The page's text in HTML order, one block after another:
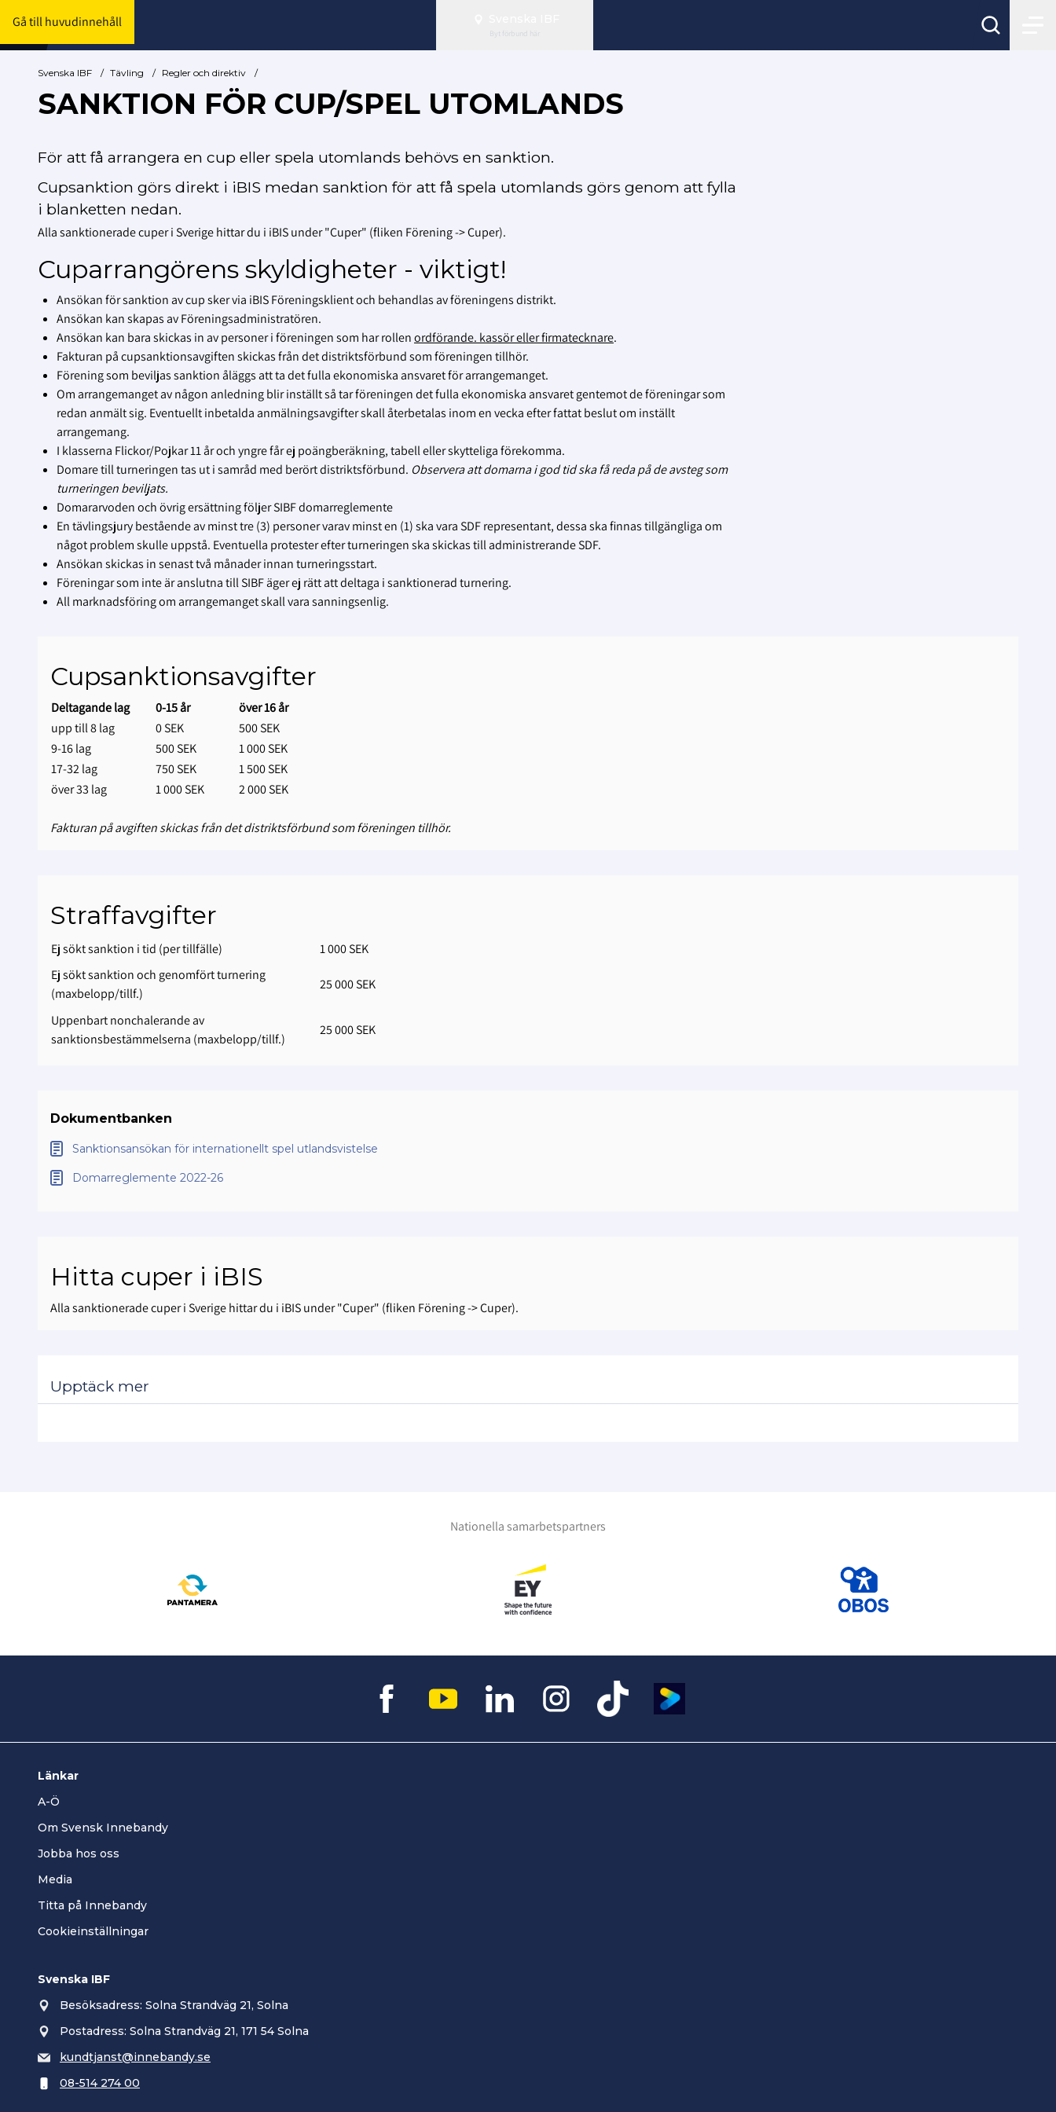
Gå till huvudinnehåll
Byt förbund här
Svenska IBF / Tävling / Regler och direktiv /
SANKTION FÖR CUP/SPEL UTOMLANDS
För att få arrangera en cup eller spela utomlands behövs en sanktion.
Cupsanktion görs direkt i iBIS medan sanktion för att få spela utomlands görs genom att fylla
i blanketten nedan.
Alla sanktionerade cuper i Sverige hittar du i iBIS under "Cuper" (fliken Förening -> Cuper).
Cuparrangörens skyldigheter - viktigt!
Ansökan för sanktion av cup sker via iBIS Föreningsklient och behandlas av föreningens distrikt.
Ansökan kan skapas av Föreningsadministratören.
Ansökan kan bara skickas in av personer i föreningen som har rollenordförande. kassör eller firmatecknare.
Fakturan på cupsanktionsavgiften skickas från det distriktsförbund som föreningen tillhör.
Förening som beviljas sanktion åläggs att ta det fulla ekonomiska ansvaret för arrangemanget.
Om arrangemanget av någon anledning blir inställt så tar föreningen det fulla ekonomiska ansvaret gentemot de föreningar som
redan anmält sig. Eventuellt inbetalda anmälningsavgifter skall återbetalas inom en vecka efter fattat beslut om inställt
arrangemang.
I klasserna Flickor/Pojkar 11 år och yngre får ej poängberäkning, tabell eller skytteliga förekomma.
Domare till turneringen tas ut i samråd med berört distriktsförbund. Observera att domarna i god tid ska få reda på de avsteg som
turneringen beviljats.
Domararvoden och övrig ersättning följer SIBF domarreglemente
En tävlingsjury bestående av minst tre (3) personer varav minst en (1) ska vara SDF representant, dessa ska finnas tillgängliga om
något problem skulle uppstå. Eventuella protester efter turneringen ska skickas till administrerande SDF.
Ansökan skickas in senast två månader innan turneringsstart.
Föreningar som inte är anslutna till SIBF äger ej rätt att deltaga i sanktionerad turnering.
All marknadsföring om arrangemanget skall vara sanningsenlig.
Cupsanktionsavgifter
Deltagande lag 0-15 år
över 16 år
upp till 8 lag
0 SEK
500 SEK
9-16 lag
500 SEK
1 000 SEK
17-32 lag
750 SEK
1 500 SEK
över 33 lag
1 000 SEK 2 000 SEK
Fakturan på avgiften skickas från det distriktsförbund som föreningen tillhör.
Straffavgifter
Ej sökt sanktion i tid (per tillfälle)
1 000 SEK
Ej sökt sanktion och genomfört turnering
(maxbelopp/tillf.)
25 000 SEK
Uppenbart nonchalerande av
sanktionsbestämmelserna (maxbelopp/tillf.)
25 000 SEK
Dokumentbanken
Sanktionsansökan för internationellt spel utlandsvistelse
Domarreglemente 2022-26
Hitta cuper i iBIS
Alla sanktionerade cuper i Sverige hittar du i iBIS under "Cuper" (fliken Förening -> Cuper).
Upptäck mer
Nationella samarbetspartners
Länkar
A-Ö
Om Svensk Innebandy
Jobba hos oss
Media
Titta på Innebandy
Cookieinställningar
Svenska IBF
Besöksadress: Solna Strandväg 21, Solna
Postadress: Solna Strandväg 21, 171 54 Solna
kundtjanst@innebandy.se
08-514 274 00